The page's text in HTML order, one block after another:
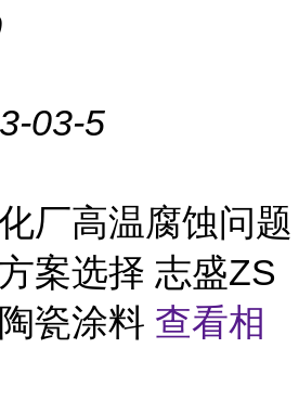
03-5
厂高温腐蚀问题
案选择 志盛ZS
瓷涂料 查看相